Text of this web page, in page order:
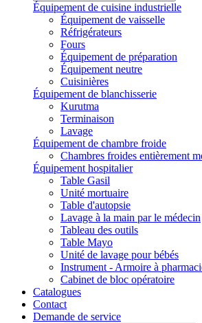
Équipement de cuisine industrielle
Équipement de vaisselle
Réfrigérateurs
Fours
Équipement de préparation
Équipement neutre
Cuisinières
Équipement de blanchisserie
Kurutma
Terminaison
Lavage
Équipement de chambre froide
Chambres froides entièrement
Équipement hospitalier
Table Gasil
Unité mortuaire
Table d'autopsie
Lavage à la main par le médecin
Tableau des outils
Table Mayo
Unité de lavage pour bébés
Instrument - Armoire à
Cabinet de bloc opératoire
Catalogues
Contact
Demande de service